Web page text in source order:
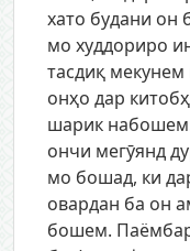
хато будани он
мо худдориро
тасдиқ мекунем
онҳо дар
шарик
ончи мегӯянд
мо бошад, ки
овардан ба он
бошем.